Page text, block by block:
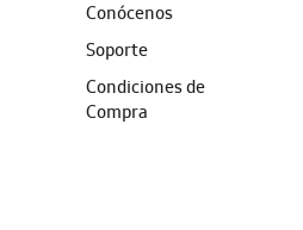
Conócenos
Soporte
Condiciones de
Compra